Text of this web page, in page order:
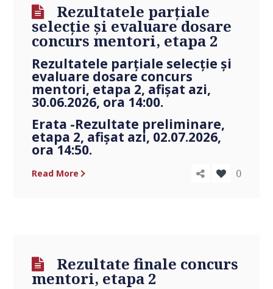
Rezultatele parțiale
selecţie și evaluare dosare
concurs mentori, etapa 2
Rezultatele parțiale selecţie și
evaluare dosare concurs
mentori, etapa 2, afişat azi,
30.06.2026, ora 14:00.
Erata -Rezultate preliminare,
etapa 2, afişat azi, 02.07.2026,
ora 14:50.
Read More 0
Rezultate finale concurs
mentori, etapa 2